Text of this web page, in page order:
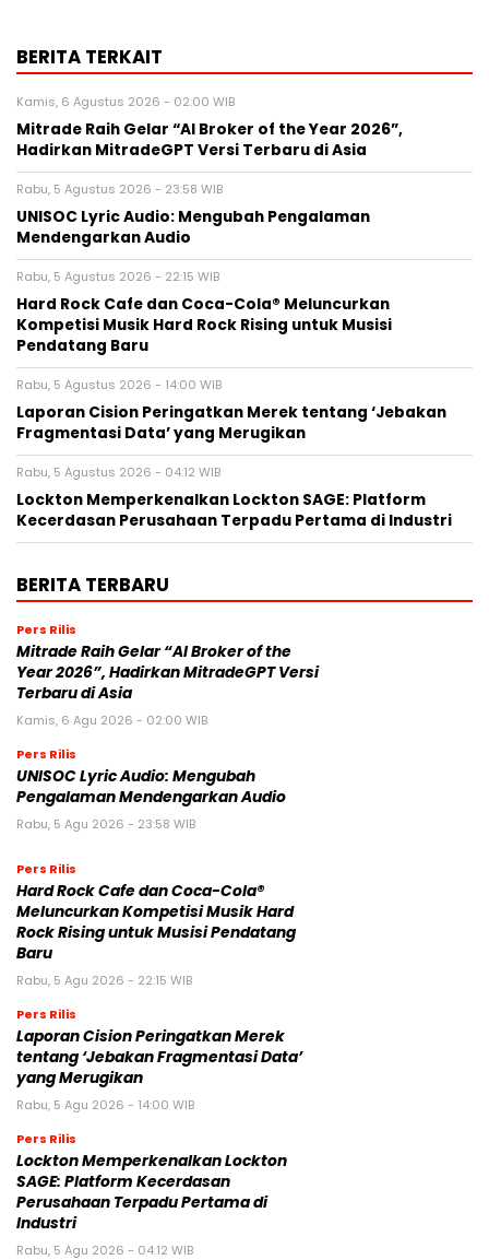
BERITA TERKAIT
Kamis, 6 Agustus 2026 - 02:00 WIB
Mitrade Raih Gelar “AI Broker of the Year 2026”,
Hadirkan MitradeGPT Versi Terbaru di Asia
Rabu, 5 Agustus 2026 - 23:58 WIB
UNISOC Lyric Audio: Mengubah Pengalaman
Mendengarkan Audio
Rabu, 5 Agustus 2026 - 22:15 WIB
Hard Rock Cafe dan Coca-Cola® Meluncurkan
Kompetisi Musik Hard Rock Rising untuk Musisi
Pendatang Baru
Rabu, 5 Agustus 2026 - 14:00 WIB
Laporan Cision Peringatkan Merek tentang ‘Jebakan
Fragmentasi Data’ yang Merugikan
Rabu, 5 Agustus 2026 - 04:12 WIB
Lockton Memperkenalkan Lockton SAGE: Platform
Kecerdasan Perusahaan Terpadu Pertama di Industri
BERITA TERBARU
Pers Rilis
Mitrade Raih Gelar “AI Broker of the
Year 2026”, Hadirkan MitradeGPT Versi
Terbaru di Asia
Kamis, 6 Agu 2026 - 02:00 WIB
Pers Rilis
UNISOC Lyric Audio: Mengubah
Pengalaman Mendengarkan Audio
Rabu, 5 Agu 2026 - 23:58 WIB
Pers Rilis
Hard Rock Cafe dan Coca-Cola®
Meluncurkan Kompetisi Musik Hard
Rock Rising untuk Musisi Pendatang
Baru
Rabu, 5 Agu 2026 - 22:15 WIB
Pers Rilis
Laporan Cision Peringatkan Merek
tentang ‘Jebakan Fragmentasi Data’
yang Merugikan
Rabu, 5 Agu 2026 - 14:00 WIB
Pers Rilis
Lockton Memperkenalkan Lockton
SAGE: Platform Kecerdasan
Perusahaan Terpadu Pertama di
Industri
Rabu, 5 Agu 2026 - 04:12 WIB